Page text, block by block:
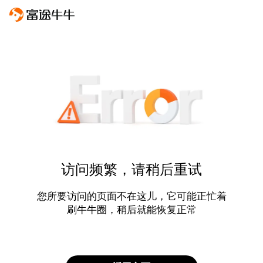
访问频繁，请稍后重试
您所要访问的页面不在这儿，它可能正忙着
刷牛牛圈，稍后就能恢复正常